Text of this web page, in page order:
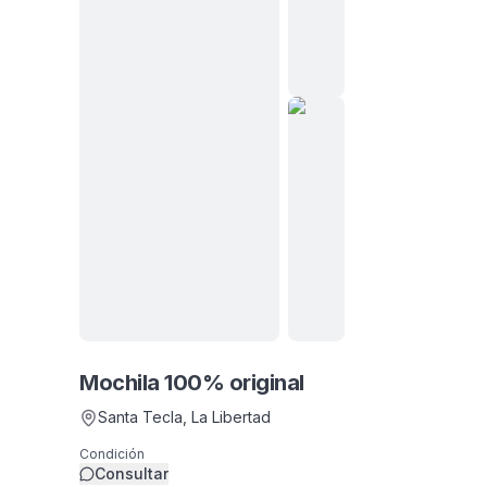
Mochila 100% original
Santa Tecla , La Libertad
Condición
Consultar